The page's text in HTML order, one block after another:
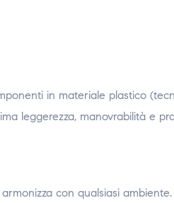
in materiale plastico
leggerezza, manovrabilità e
con qualsiasi ambiente.